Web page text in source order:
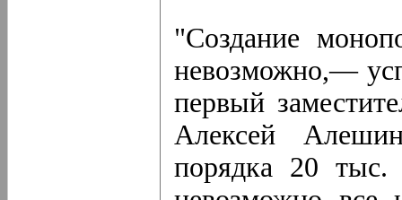
"Создание
невозможно,—
первый
Алексей
порядка 20